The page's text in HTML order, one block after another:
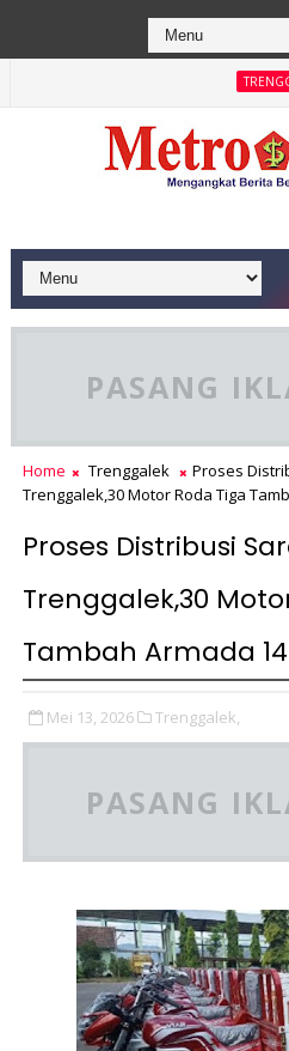
TRENGGALEK
Berhasil Dipadamkan,
PASANG
Home Trenggalek
Proses
Trenggalek,30 Motor Roda Tiga
Proses Distribusi
Trenggalek,30
Tambah Armada
Mei 13, 2026 Trenggalek,
PASANG